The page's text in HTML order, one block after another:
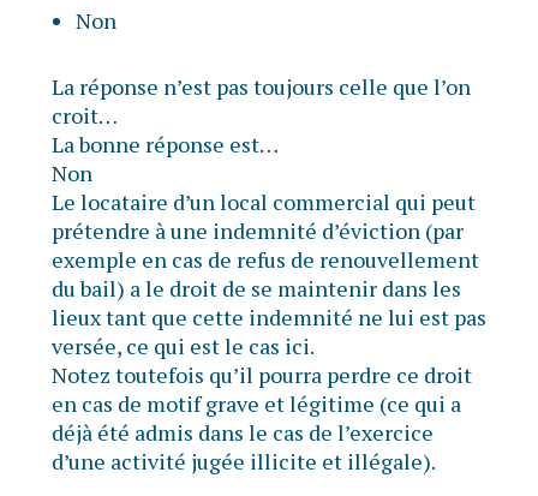
Non
La réponse n’est pas toujours celle que l’on
croit…
La bonne réponse est…
Non
Le locataire d’un local commercial qui peut
prétendre à une indemnité d’éviction (par
exemple en cas de refus de renouvellement
du bail) a le droit de se maintenir dans les
lieux tant que cette indemnité ne lui est pas
versée, ce qui est le cas ici.
Notez toutefois qu’il pourra perdre ce droit
en cas de motif grave et légitime (ce qui a
déjà été admis dans le cas de l’exercice
d’une activité jugée illicite et illégale).